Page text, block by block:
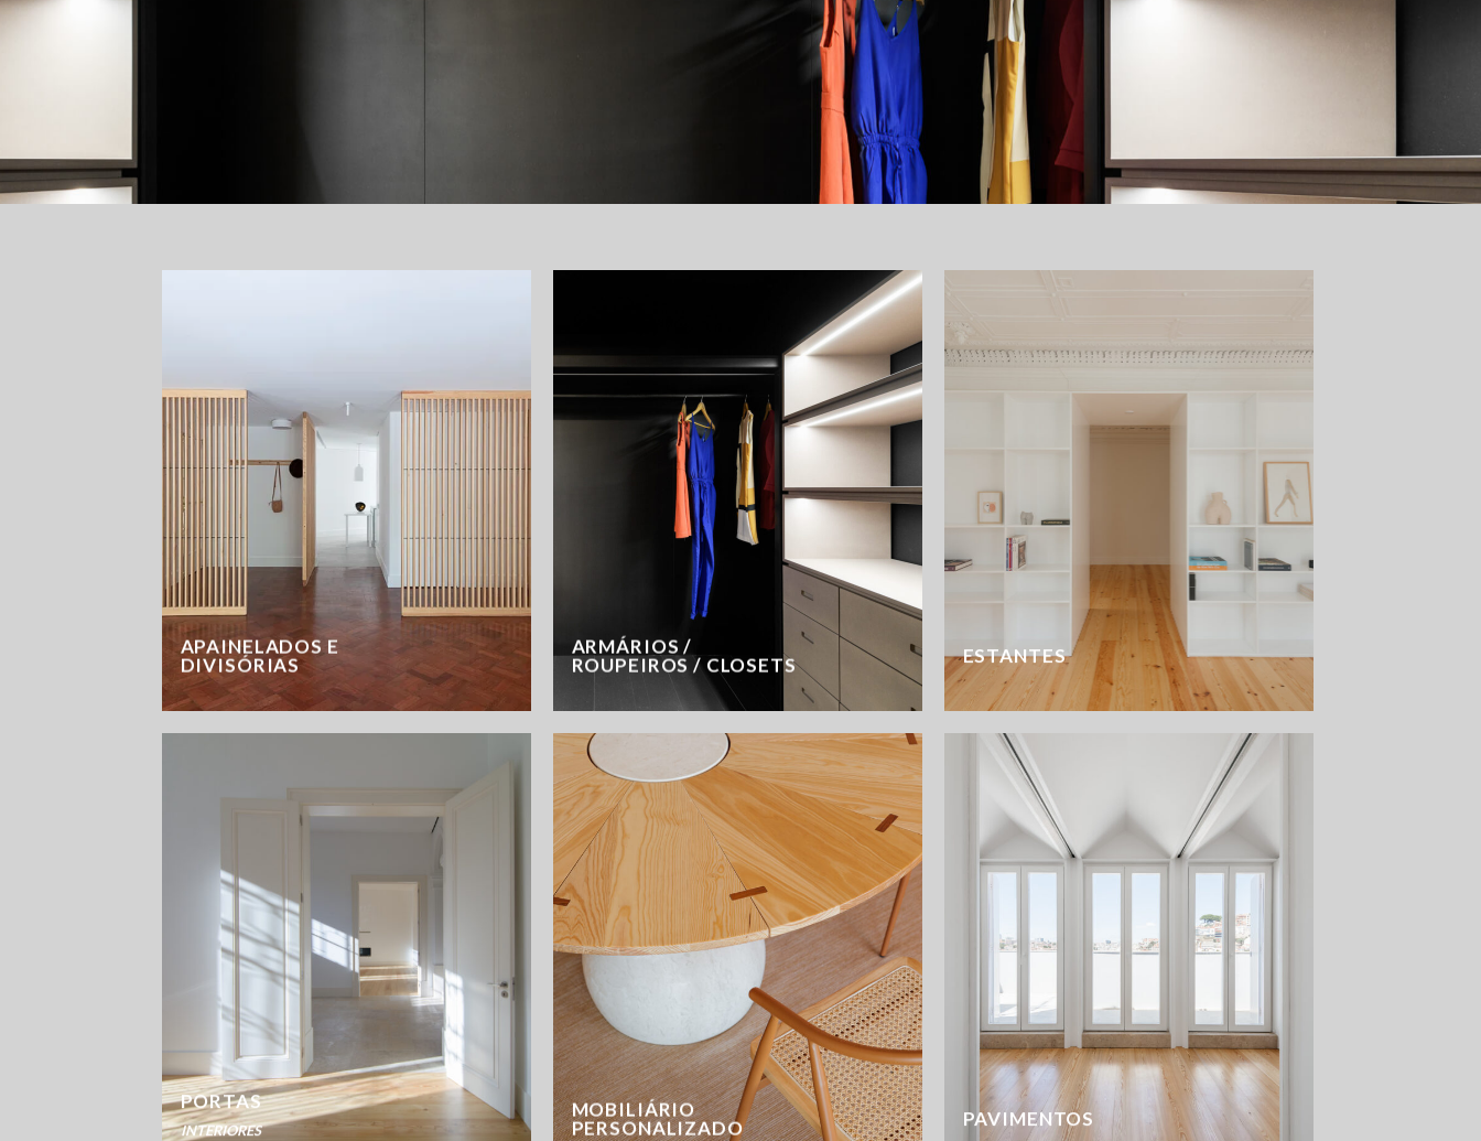
APAINELADOS E
DIVISÓRIAS
ARMÁRIOS /
ROUPEIROS / CLOSETS
ESTANTES
PORTAS
INTERIORES
MOBILIÁRIO
PERSONALIZADO
PAVIMENTOS